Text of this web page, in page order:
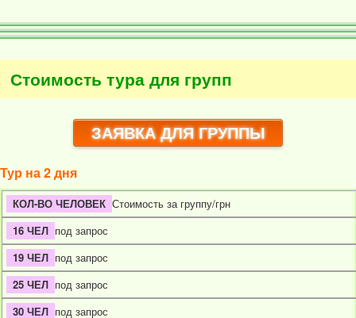
Стоимость тура для групп
ЗАЯВКА ДЛЯ ГРУППЫ
Тур на 2 дня
Стоимость за группу/грн
под запрос
под запрос
под запрос
под запрос